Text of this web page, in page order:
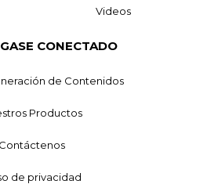
Videos
CONECTADO
de Contenidos
Productos
Contáctenos
de privacidad